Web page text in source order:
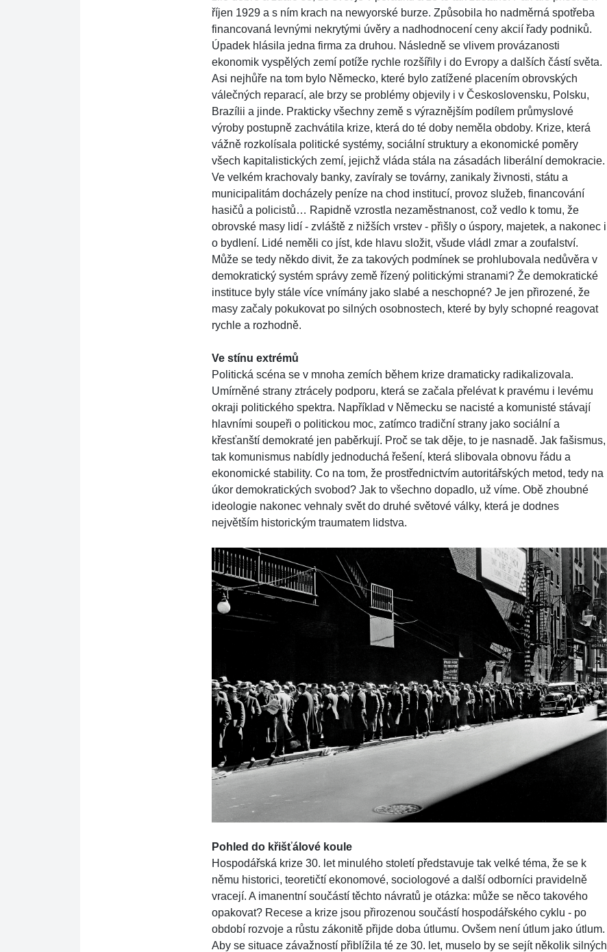
říjen 1929 a s ním krach na newyorské burze. Způsobila ho nadměrná spotřeba
financovaná levnými nekrytými úvěry a nadhodnocení ceny akcií řady podniků.
Úpadek hlásila jedna firma za druhou. Následně se vlivem provázanosti
ekonomik vyspělých zemí potíže rychle rozšířily i do Evropy a dalších částí světa.
Asi nejhůře na tom bylo Německo, které bylo zatížené placením obrovských
válečných reparací, ale brzy se problémy objevily i v Československu, Polsku,
Brazílii a jinde. Prakticky všechny země s výraznějším podílem průmyslové
výroby postupně zachvátila krize, která do té doby neměla obdoby. Krize, která
vážně rozkolísala politické systémy, sociální struktury a ekonomické poměry
všech kapitalistických zemí, jejichž vláda stála na zásadách liberální demokracie.
Ve velkém krachovaly banky, zavíraly se továrny, zanikaly živnosti, státu a
municipalitám docházely peníze na chod institucí, provoz služeb, financování
hasičů a policistů… Rapidně vzrostla nezaměstnanost, což vedlo k tomu, že
obrovské masy lidí - zvláště z nižších vrstev - přišly o úspory, majetek, a nakonec i
o bydlení. Lidé neměli co jíst, kde hlavu složit, všude vládl zmar a zoufalství.
Může se tedy někdo divit, že za takových podmínek se prohlubovala nedůvěra v
demokratický systém správy země řízený politickými stranami? Že demokratické
instituce byly stále více vnímány jako slabé a neschopné? Je jen přirozené, že
masy začaly pokukovat po silných osobnostech, které by byly schopné reagovat
rychle a rozhodně.
Ve stínu extrémů
Politická scéna se v mnoha zemích během krize dramaticky radikalizovala.
Umírněné strany ztrácely podporu, která se začala přelévat k pravému i levému
okraji politického spektra. Například v Německu se nacisté a komunisté stávají
hlavními soupeři o politickou moc, zatímco tradiční strany jako sociální a
křesťanští demokraté jen paběrkují. Proč se tak děje, to je nasnadě. Jak fašismus,
tak komunismus nabídly jednoduchá řešení, která slibovala obnovu řádu a
ekonomické stability. Co na tom, že prostřednictvím autoritářských metod, tedy na
úkor demokratických svobod? Jak to všechno dopadlo, už víme. Obě zhoubné
ideologie nakonec vehnaly svět do druhé světové války, která je dodnes
největším historickým traumatem lidstva.
Pohled do křišťálové koule
Hospodářská krize 30. let minulého století představuje tak velké téma, že se k
němu historici, teoretičtí ekonomové, sociologové a další odborníci pravidelně
vracejí. A imanentní součástí těchto návratů je otázka: může se něco takového
opakovat? Recese a krize jsou přirozenou součástí hospodářského cyklu - po
období rozvoje a růstu zákonitě přijde doba útlumu. Ovšem není útlum jako útlum.
Aby se situace závažností přiblížila té ze 30. let, muselo by se sejít několik silných